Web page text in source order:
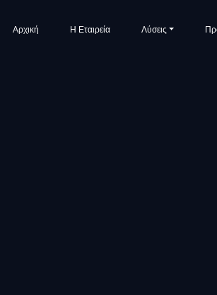
Αρχική Η Εταιρεία Λύσεις